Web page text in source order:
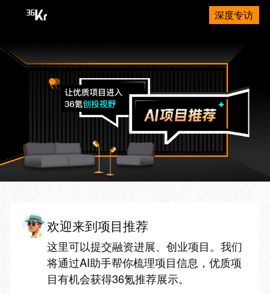
深度专访
欢迎来到项目推荐
这里可以提交融资进展、创业项目。我们
将通过AI助手帮你梳理项目信息，优质项
目有机会获得36氪推荐展示。